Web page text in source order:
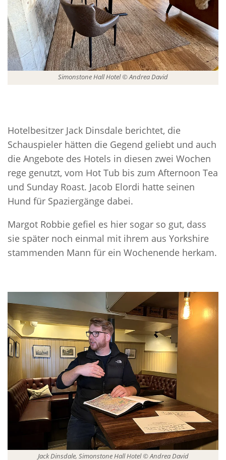
Simonstone Hall Hotel © Andrea David
Hotelbesitzer Jack Dinsdale berichtet, die
Schauspieler hätten die Gegend geliebt und auch
die Angebote des Hotels in diesen zwei Wochen
rege genutzt, vom Hot Tub bis zum Afternoon Tea
und Sunday Roast. Jacob Elordi hatte seinen
Hund für Spaziergänge dabei.
Margot Robbie gefiel es hier sogar so gut, dass
sie später noch einmal mit ihrem aus Yorkshire
stammenden Mann für ein Wochenende herkam.
Jack Dinsdale, Simonstone Hall Hotel © Andrea David